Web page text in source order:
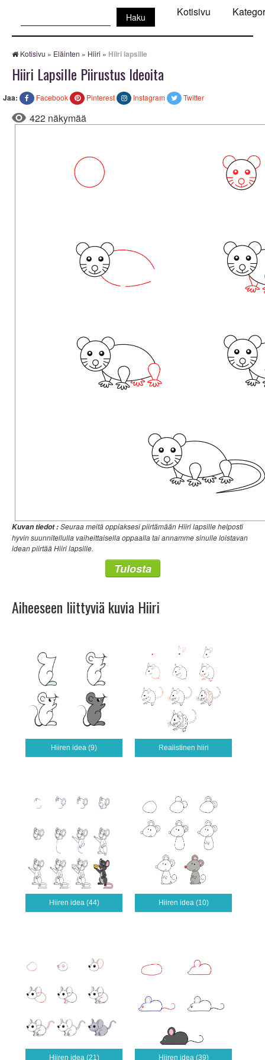
Kotisivu
Kotisivu » Eläinten » Hiiri » Hiiri lapsille
Hiiri Lapsille Piirustus Ideoita
Jaa: Facebook Pinterest Instagram Twitter
422 näkymää
Kuvan tiedot :Seuraa meitä oppiaksesi piirtämään Hiiri lapsille helposti
hyvin suunnitellulla vaiheittaisella oppaalla tai annamme sinulle loistavan
idean piirtää Hiiri lapsille.
Tulosta
Aiheeseen liittyviä kuvia Hiiri
Hiiren idea (9) Realistinen hiiri
Hiiren idea (44) Hiiren idea (10)
Hiiren idea (21) Hiiren idea (39)